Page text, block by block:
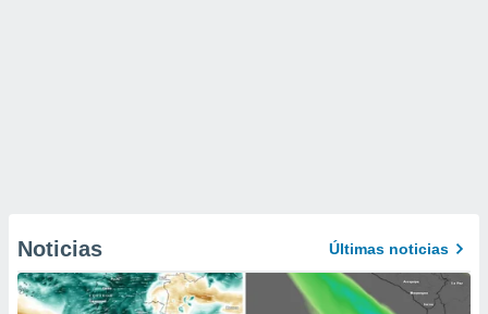
Noticias Últimas noticias